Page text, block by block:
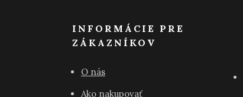
INFORMÁCIE PRE
ZÁKAZNÍKOV
O nás
Ako nakupovať